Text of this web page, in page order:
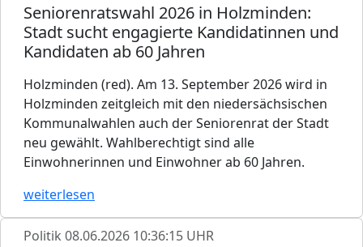
Seniorenratswahl 2026 in Holzminden:
Stadt sucht engagierte Kandidatinnen und
Kandidaten ab 60 Jahren
Holzminden (red). Am 13. September 2026 wird in
Holzminden zeitgleich mit den niedersächsischen
Kommunalwahlen auch der Seniorenrat der Stadt
neu gewählt. Wahlberechtigt sind alle
Einwohnerinnen und Einwohner ab 60 Jahren.
weiterlesen
Politik 08.06.2026 10:36:15 UHR